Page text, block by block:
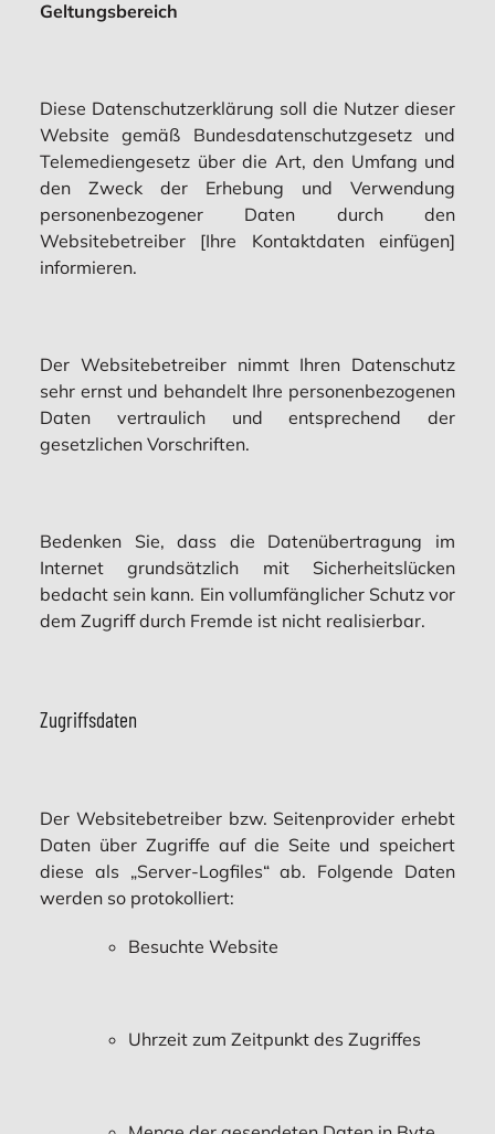
Geltungsbereich
Diese Datenschutzerklärung soll die Nutzer dieser
Website gemäß Bundesdatenschutzgesetz und
Telemediengesetz über die Art, den Umfang und
den Zweck der Erhebung und Verwendung
personenbezogener Daten durch den
Websitebetreiber [Ihre Kontaktdaten einfügen]
informieren.
Der Websitebetreiber nimmt Ihren Datenschutz
sehr ernst und behandelt Ihre personenbezogenen
Daten vertraulich und entsprechend der
gesetzlichen Vorschriften.
Bedenken Sie, dass die Datenübertragung im
Internet grundsätzlich mit Sicherheitslücken
bedacht sein kann. Ein vollumfänglicher Schutz vor
dem Zugriff durch Fremde ist nicht realisierbar.
Zugriffsdaten
Der Websitebetreiber bzw. Seitenprovider erhebt
Daten über Zugriffe auf die Seite und speichert
diese als „Server-Logfiles“ ab. Folgende Daten
werden so protokolliert:
Besuchte Website
Uhrzeit zum Zeitpunkt des Zugriffes